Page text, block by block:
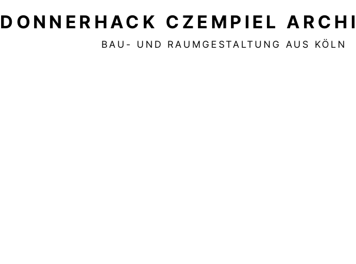
DONNERHACK CZEMPIEL
BAU- UND RAUMGESTALTUNG AUS KÖLN